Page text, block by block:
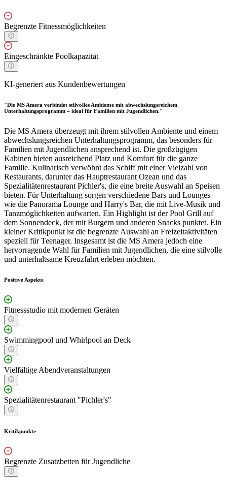
Begrenzte Fitnessmöglichkeiten
Eingeschränkte Poolkapazität
KI-generiert aus Kundenbewertungen
"Die MS Amera verbindet stilvolles Ambiente mit abwechslungsreichem
Unterhaltungsprogramm – ideal für Familien mit Jugendlichen."
Die MS Amera überzeugt mit ihrem stilvollen Ambiente und einem
abwechslungsreichen Unterhaltungsprogramm, das besonders für
Familien mit Jugendlichen ansprechend ist. Die großzügigen
Kabinen bieten ausreichend Platz und Komfort für die ganze
Familie. Kulinarisch verwöhnt das Schiff mit einer Vielzahl von
Restaurants, darunter das Hauptrestaurant Ozean und das
Spezialitätenrestaurant Pichler's, die eine breite Auswahl an Speisen
bieten. Für Unterhaltung sorgen verschiedene Bars und Lounges
wie die Panorama Lounge und Harry's Bar, die mit Live-Musik und
Tanzmöglichkeiten aufwarten. Ein Highlight ist der Pool Grill auf
dem Sonnendeck, der mit Burgern und anderen Snacks punktet. Ein
kleiner Kritikpunkt ist die begrenzte Auswahl an Freizeitaktivitäten
speziell für Teenager. Insgesamt ist die MS Amera jedoch eine
hervorragende Wahl für Familien mit Jugendlichen, die eine stilvolle
und unterhaltsame Kreuzfahrt erleben möchten.
Positive Aspekte
Fitnessstudio mit modernen Geräten
Swimmingpool und Whirlpool an Deck
Vielfältige Abendveranstaltungen
Spezialitätenrestaurant "Pichler's"
Kritikpunkte
Begrenzte Zusatzbetten für Jugendliche